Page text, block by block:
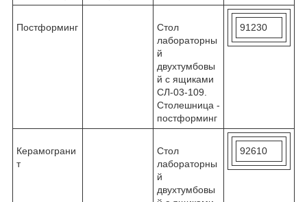
Постформинг
Стол
лабораторны
й
двухтумбовы
й с ящиками
СЛ-03-109.
Столешница -
постформинг
91230
Керамограни
т
Стол
лабораторны
й
двухтумбовы
92610